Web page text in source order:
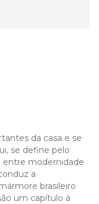
da casa e se
se define pelo
entre modernidade
a
brasileiro
um capítulo à